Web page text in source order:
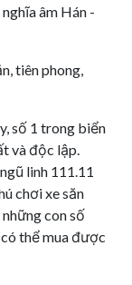
âm Hán -
tiên phong,
số 1 trong biển
và độc lập.
linh 111.11
chơi xe săn
con số
thể mua được